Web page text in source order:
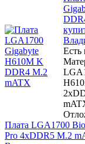
Есть
Плата LGA1700
Pro 4xDDR5 M.2